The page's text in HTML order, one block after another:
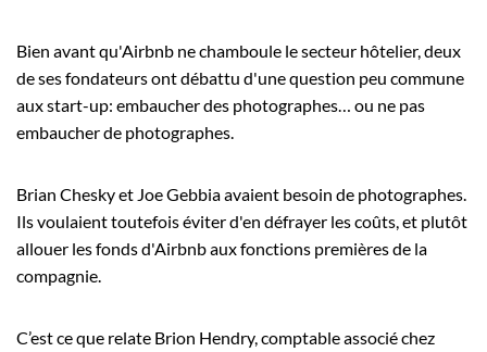
Bien avant qu'Airbnb ne chamboule le secteur hôtelier, deux
de ses fondateurs ont débattu d'une question peu commune
aux start-up: embaucher des photographes… ou ne pas
embaucher de photographes.
Brian Chesky et Joe Gebbia avaient besoin de photographes.
Ils voulaient toutefois éviter d'en défrayer les coûts, et plutôt
allouer les fonds d'Airbnb aux fonctions premières de la
compagnie.
C’est ce que relate Brion Hendry, comptable associé chez